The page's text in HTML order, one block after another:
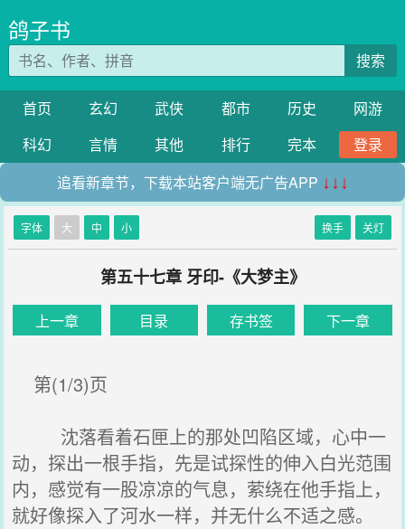
鸽子书
搜索
首页 玄幻 武侠 都市 历史
网游
科幻
言情 其他 排行 完本
登录
追看新章节，下载本站客户端无广告APP ↓↓↓
字体 大 中 小 换手 关灯
第五十七章 牙印-《大梦主》
上一章 目录 存书签 下一章
第(1/3)页
沈落看着石匣上的那处凹陷区域，心中一
动，探出一根手指，先是试探性的伸入白光范围
内，感觉有一股凉凉的气息，萦绕在他手指上，
就好像探入了河水一样，并无什么不适之感。